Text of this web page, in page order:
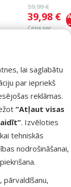
lai saglabātu
par iepriekš
reklāmas.
“Atļaut visas
. Izvēloties
tehniskās
nodrošināšanai,
pārvaldīšanu,
Oriģinālā
59,99 €
Cena
39,98 €
Cena par
Barība
Josera Mini
Miniwell, 10